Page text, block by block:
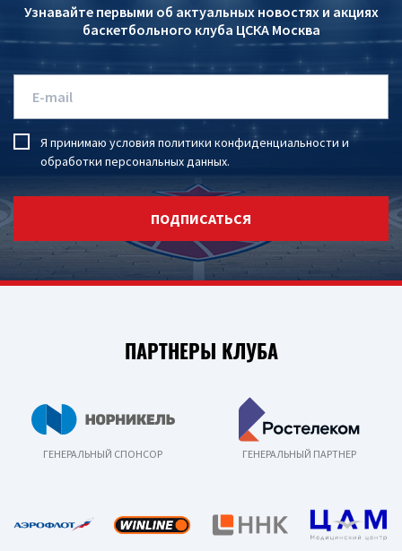
Узнавайте первыми об актуальных новостях и акциях
баскетбольного клуба ЦСКА Москва
Я принимаю условия политики конфиденциальности и
обработки персональных данных.
ПОДПИСАТЬСЯ
ПАРТНЕРЫ КЛУБА
ГЕНЕРАЛЬНЫЙ СПОНСОР ГЕНЕРАЛЬНЫЙ ПАРТНЕР